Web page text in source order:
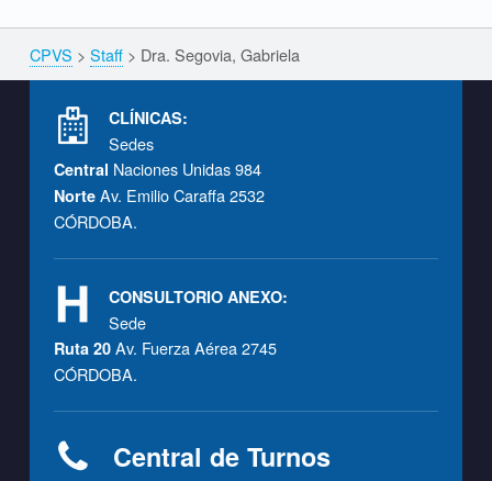
Breadcrumbs navigation
CPVS > Staff> Dra. Segovia, Gabriela
CLÍNICAS:
Sedes
Central Naciones Unidas 984
Norte Av. Emilio Caraffa 2532
CÓRDOBA.
CONSULTORIO ANEXO:
Sede
Ruta 20Av. Fuerza Aérea 2745
CÓRDOBA.
Central de Turnos